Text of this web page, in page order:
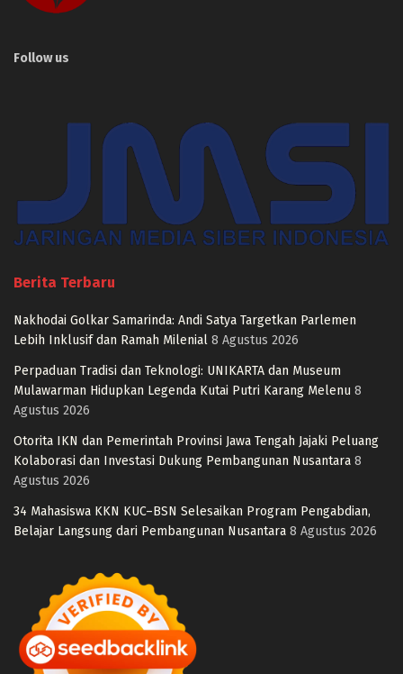
Follow us
Berita Terbaru
Nakhodai Golkar Samarinda: Andi Satya Targetkan Parlemen
Lebih Inklusif dan Ramah Milenial 8 Agustus 2026
Perpaduan Tradisi dan Teknologi: UNIKARTA dan Museum
Mulawarman Hidupkan Legenda Kutai Putri Karang Melenu 8
Agustus 2026
Otorita IKN dan Pemerintah Provinsi Jawa Tengah Jajaki Peluang
Kolaborasi dan Investasi Dukung Pembangunan Nusantara 8
Agustus 2026
34 Mahasiswa KKN KUC–BSN Selesaikan Program Pengabdian,
Belajar Langsung dari Pembangunan Nusantara 8 Agustus 2026